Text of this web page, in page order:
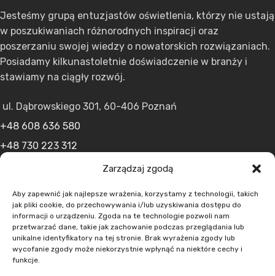
Zarządzaj zgodą
Aby zapewnić jak najlepsze wrażenia, korzystamy z technologii, takich
jak pliki cookie, do przechowywania i/lub uzyskiwania dostępu do
informacji o urządzeniu. Zgoda na te technologie pozwoli nam
przetwarzać dane, takie jak zachowanie podczas przeglądania lub
unikalne identyfikatory na tej stronie. Brak wyrażenia zgody lub
wycofanie zgody może niekorzystnie wpłynąć na niektóre cechy i
funkcje.
Jesteśmy grupą entuzjastów oświetlenia, którzy nie ustają
w poszukiwaniach różnorodnych inspiracji oraz
poszerzaniu swojej wiedzy o nowatorskich rozwiązaniach.
Posiadamy kilkunastoletnie doświadczenie w branży i
stawiamy na ciągły rozwój.
ul. Dąbrowskiego 301, 60-406 Poznań
+48 608 636 580
+48 730 223 312
MENU